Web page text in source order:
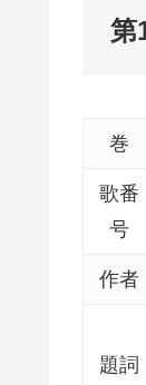
第
巻
歌番
号
作者
題詞